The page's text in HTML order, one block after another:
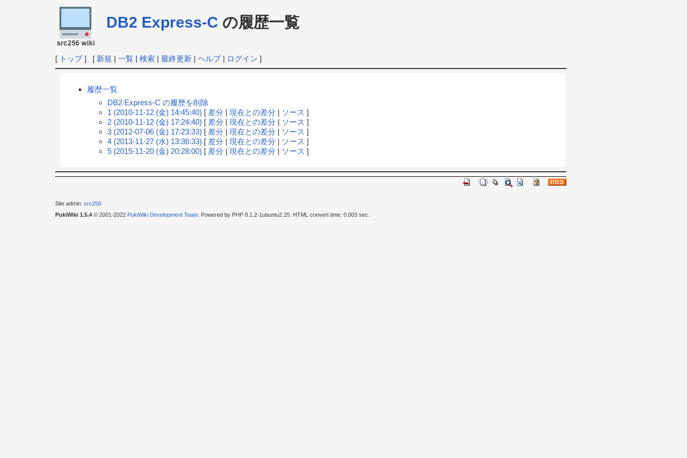
DB2 Express-C の履歴一覧
[ トップ] [ 新規 | 一覧| 検索| 最終更新| ヘルプ| ログイン ]
履歴一覧
DB2 Express-C の履歴を削除
1 (2010-11-12 (金) 14:45:40) [ 差分 |現在との差分 | ソース ]
2 (2010-11-12 (金) 17:24:40) [ 差分 |現在との差分 | ソース ]
3 (2012-07-06 (金) 17:23:33) [ 差分 |現在との差分 | ソース ]
4 (2013-11-27 (水) 13:36:33) [ 差分 |現在との差分 | ソース ]
5 (2015-11-20 (金) 20:28:00) [ 差分 |現在との差分 | ソース ]
Site admin: src256
PukiWiki 1.5.4© 2001-2022 PukiWiki Development Team. Powered by PHP 8.1.2-1ubuntu2.25. HTML convert time: 0.003 sec.